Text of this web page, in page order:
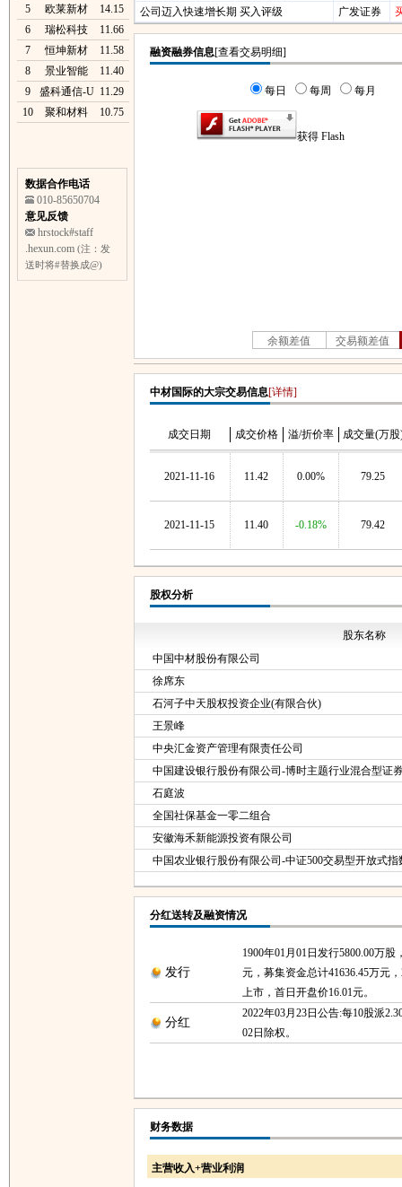
5
欧莱新材
14.15
6
瑞松科技
11.66
7
恒坤新材
11.58
8
景业智能
11.40
9
盛科通信-U 11.29
10
聚和材料 10.75
数据合作电话
010-85650704
意见反馈
hrstock#staff
.hexun.com (注：发
送时将#替换成@)
公司迈入快速增长期 买入评级
广发证券
中材国际的大宗交易信息[详情]
成交日期 成交价格 溢/折价率 成交量(万股
2021-11-16 11.42 0.00% 79.25
2021-11-15 11.40 -0.18% 79.42
股权分析
股东名称
中国中材股份有限公司
徐席东
石河子中天股权投资企业(有限合伙)
王景峰
中央汇金资产管理有限责任公司
中国建设银行股份有限公司-博时主题行业混合型证
石庭波
全国社保基金一零二组合
安徽海禾新能源投资有限公司
中国农业银行股份有限公司-中证500交易型开放式
分红送转及融资情况
发行
1900年01月01日发行5800.00万股
元，募集资金总计41636.45万元
上市，首日开盘价16.01元。
分红
2022年03月23日公告:每10股派
02日除权。
财务数据
主营收入+营业利润